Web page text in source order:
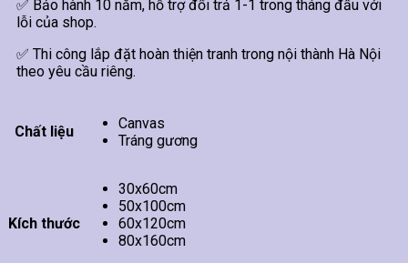
✅ Bảo hành 10 năm, hỗ trợ đổi trả 1-1 trong tháng đầu với
lỗi của shop.
✅ Thi công lắp đặt hoàn thiện tranh trong nội thành Hà Nội
theo yêu cầu riêng.
Chất liệu
Canvas
Tráng gương
Kích thước
30x60cm
50x100cm
60x120cm
80x160cm